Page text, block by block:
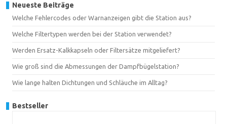
Neueste Beiträge
Welche Fehlercodes oder Warnanzeigen gibt die Station aus?
Welche Filtertypen werden bei der Station verwendet?
Werden Ersatz-Kalkkapseln oder Filtersätze mitgeliefert?
Wie groß sind die Abmessungen der Dampfbügelstation?
Wie lange halten Dichtungen und Schläuche im Alltag?
Bestseller